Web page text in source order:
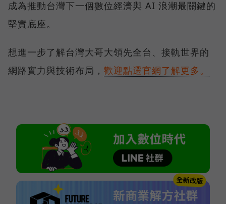
成為推動台灣下一個數位經濟與 AI 浪潮最關鍵的
堅實底座。
想進一步了解台灣大哥大領先全台、接軌世界的
網路實力與技術布局， 歡迎點選官網了解更多。